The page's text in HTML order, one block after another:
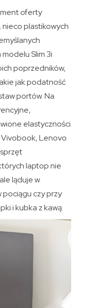
oferty
plastikowych
Slim 3i
poprzedników,
jak podatność
portów. Na
elastyczności
Vivobook, Lenovo
laptop nie
ląduje w
pociągu czy przy
i kubka z kawą.